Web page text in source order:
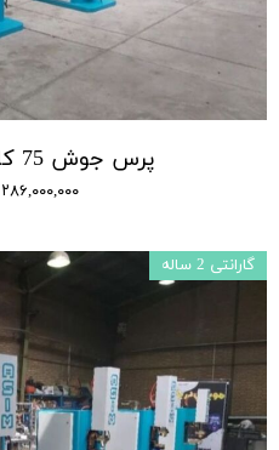
پرس جوش 75 کاوا پنوماتیک
۲۸۶,۰۰۰,۰۰۰ تومان
گارانتی 2 ساله